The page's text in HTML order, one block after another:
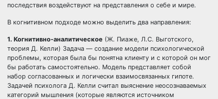
последствия воздействуют на представления о себе и мире.
В когнитивном подходе можно выделить два направления:
1. Когнитивно-аналитическое (Ж. Пиаже, Л.С. Выготского,
теория Д. Келли) Задача — создание модели психологической
проблемы, которая была бы понятна клиенту и с которой он мог
бы работать самостоятельно. Модель представляет собой
набор согласованных и логически взаимосвязанных гипоте.
Задачей психолога Д. Келли считал выяснение неосознаваемых
категорий мышления (которые являются источником